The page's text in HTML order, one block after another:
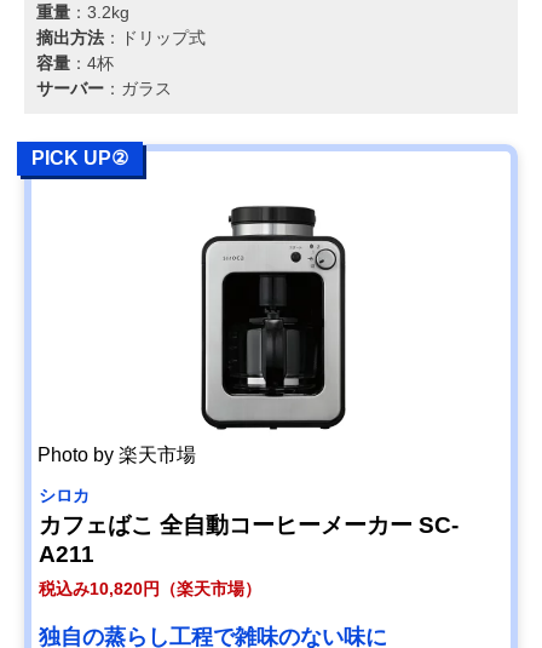
重量 ：3.2kg
摘出方法 ：ドリップ式
容量 ：4杯
サーバー ：ガラス
PICK UP②
Photo by 楽天市場
シロカ
カフェばこ 全自動コーヒーメーカー SC-
A211
税込み10,820円（楽天市場）
独自の蒸らし工程で雑味のない味に